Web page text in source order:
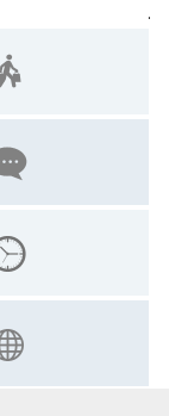
.